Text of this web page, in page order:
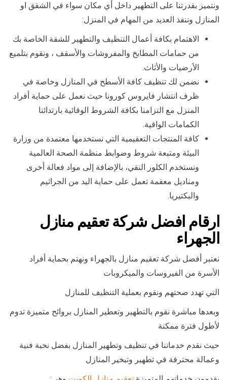
ونتميز بقدرتنا على التطهير داخل أي مكان سواء في الشقق او
المنازل وننفذ العديد من المهام في المنزل:
الاهتمام بكافة أعمال التنظيف والتطهير للشقة الخاصة بك
من حمامات المطابخ والمفروشات والأسقف ، ونقوم بتلميع
الأرضيات والأثاث.
نضمن لك تنظيف كافة الأسطح في المنازل وخاصة في
ظرف انتشار فايروس كورونا حيث نعمل على حماية أفراد
المنزل مع التزامنا بكافة الشروط الوقائية بارتدائنا
الكمامات الواقية.
كافة المنتجات التعقيمية التي نستخدمها معتمدة من وزارة
البيئة ومتبعة شروط وضوابط منظمة الصحة العالمية
ونستخدم الكلور النقي، بالإضافة إلى مواد فعالة أخرى
ومناديل معقمة تعمل على حماية اليد من الجراثيم
والبكتيريا.
ارقام افضل شركة تعقيم منازل
الجهراء
نعتبر أفضل شركة تعقيم منازل بالجهراء ونهتم بحماية أفراد
الأسرة من الفيروسات والميكروبات
التي تهدد صحتهم ونقوم بعملية التنظيف للمنازل
وبعدها مباشرة نقوم بالتطهير وتعطير المنازل بروائح متميزة تدوم
لأطول فترة ممكنة
حيث نقدم خدماتنا في تنظيف وتطهير المنازل بفضل نخبة فنية
وعمالة محترفة في تطهير وتبخير المنازل